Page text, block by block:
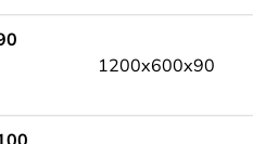
1200x600x90